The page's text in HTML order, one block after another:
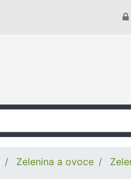
Zelenina a ovoce